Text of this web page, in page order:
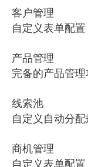
客户管理
自定义表单配
产品管理
完备的产品管
线索池
自定义自动分
商机管理
自定义表单配